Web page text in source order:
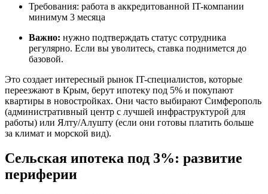
Требования: работа в аккредитованной IT-компании
минимум 3 месяца
Важно: нужно подтверждать статус сотрудника
регулярно. Если вы уволитесь, ставка поднимется до
базовой.
Это создает интересный рынок IT-специалистов, которые
переезжают в Крым, берут ипотеку под 5% и покупают
квартиры в новостройках. Они часто выбирают Симферополь
(административный центр с лучшей инфраструктурой для
работы) или Ялту/Алушту (если они готовы платить больше
за климат и морской вид).
Сельская ипотека под 3%: развитие
периферии